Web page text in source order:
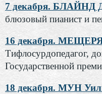
7 декабря.
блюзовый пианист и
16 декабря.
Тифлосурдопедагог,
Государственной
18 декабря. МУН